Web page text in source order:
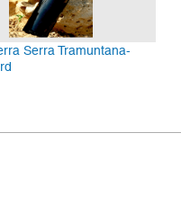
Serra Tramuntana-